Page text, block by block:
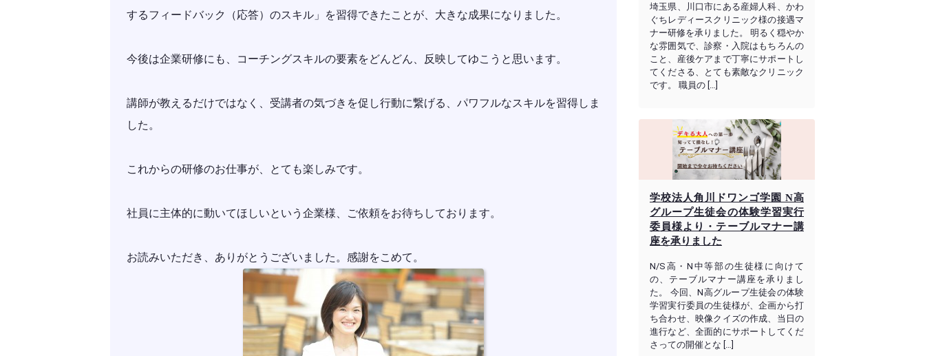
するフィードバック（応答）のスキル」を習得できたことが、大きな成果になりました。
今後は企業研修にも、コーチングスキルの要素をどんどん、反映してゆこうと思います。
講師が教えるだけではなく、受講者の気づきを促し行動に繋げる、パワフルなスキルを習得しま
した。
これからの研修のお仕事が、とても楽しみです。
社員に主体的に動いてほしいという企業様、ご依頼をお待ちしております。
お読みいただき、ありがとうございました。感謝をこめて。
埼玉県、川口市にある産婦人科、かわ
ぐちレディースクリニック様の接遇マ
ナー研修を承りました。 明るく穏やか
な雰囲気で、診察・入院はもちろんの
こと、産後ケアまで丁寧にサポートし
てくださる、とても素敵なクリニック
です。 職員の […]
学校法人角川ドワンゴ学園 N高
グループ生徒会の体験学習実行
委員様より・テーブルマナー講
座を承りました
N/S高・N中等部の生徒様に向けて
の、テーブルマナー講座を承りまし
た。 今回、N高グループ生徒会の体験
学習実行委員の生徒様が、企画から打
ち合わせ、映像クイズの作成、当日の
進行など、全面的にサポートしてくだ
さっての開催とな […]